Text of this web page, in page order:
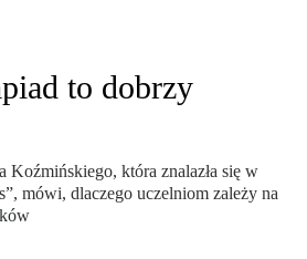
to dobrzy
Koźmińskiego, która znalazła się w
mówi, dlaczego uczelniom zależy na